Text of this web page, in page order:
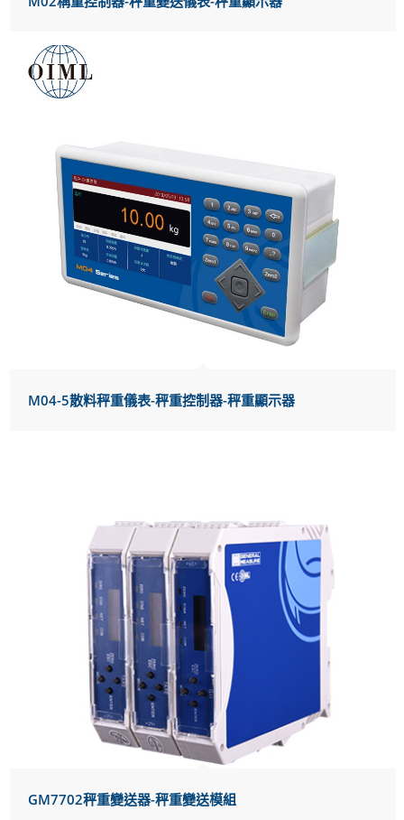
M04-5散料秤重儀表-秤重控制器-秤重顯示器
GM7702秤重變送器-秤重變送模組